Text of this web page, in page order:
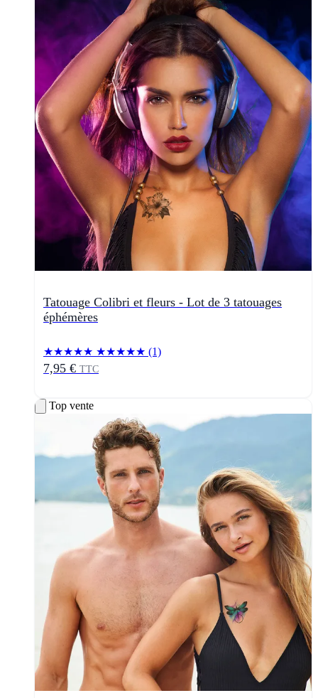
Tatouage Colibri et fleurs - Lot de 3 tatouages
éphémères
★★★★★ ★★★★★ (1)
7,95 € TTC
Top vente